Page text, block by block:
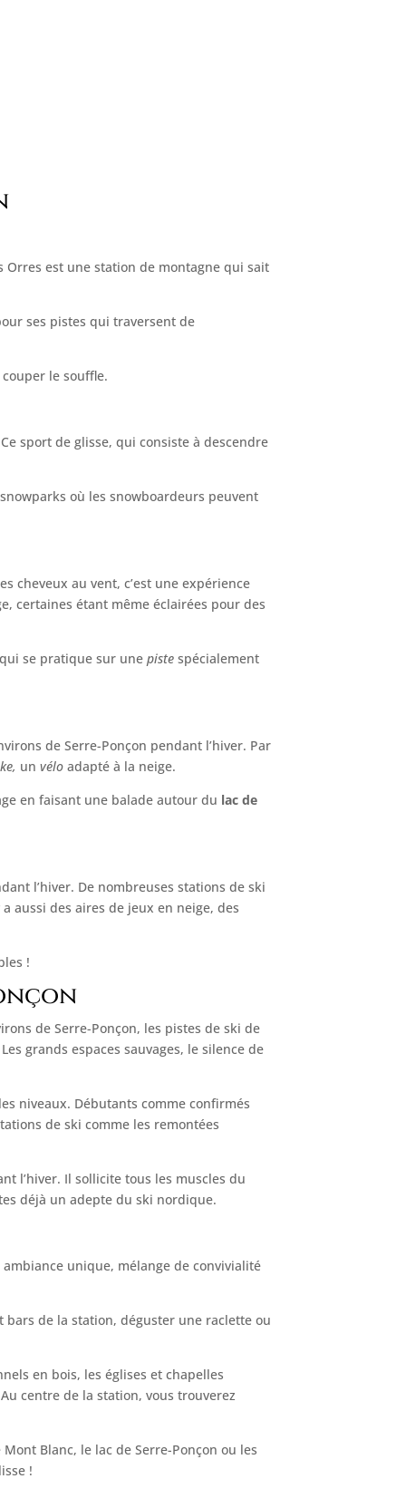
Orres est une station de montagne qui sait
ses pistes qui traversent de
le souffle.
sport de glisse, qui consiste à descendre
où les snowboardeurs peuvent
cheveux au vent, c’est une expérience
certaines étant même éclairées pour des
qui se pratique sur unepistespécialement
de Serre-Ponçon pendant l’hiver. Par
unvélo adapté à la neige.
en faisant une balade autour du lac de
l’hiver. De nombreuses stations de ski
aussi des aires de jeux en neige, des
!
de Serre-Ponçon, les pistes de ski de
grands espaces sauvages, le silence de
niveaux. Débutants comme confirmés
de ski comme les remontées
l’hiver. Il sollicite tous les muscles du
déjà un adepte du ski nordique.
unique, mélange de convivialité
bars de la station, déguster une raclette ou
en bois, les églises et chapelles
centre de la station, vous trouverez
Blanc, le lac de Serre-Ponçon ou les
!